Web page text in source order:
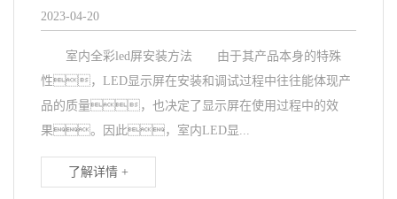
2023-04-20
室内全彩led屏安装方法 由于其产品本身的特殊
性，LED显示屏在安装和调试过程中往往能体现产
品的质量，也决定了显示屏在使用过程中的效
果。因此，室内LED显...
了解详情 +